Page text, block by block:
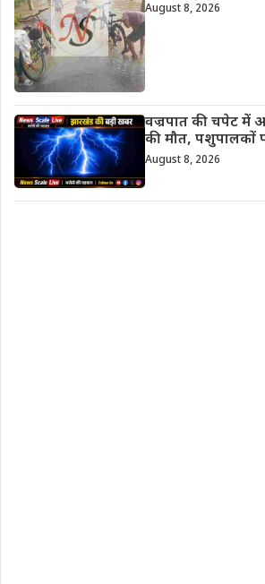
August 8, 2026
वज्रपात की चपेट
की मौत, पशुपालकों
August 8, 2026